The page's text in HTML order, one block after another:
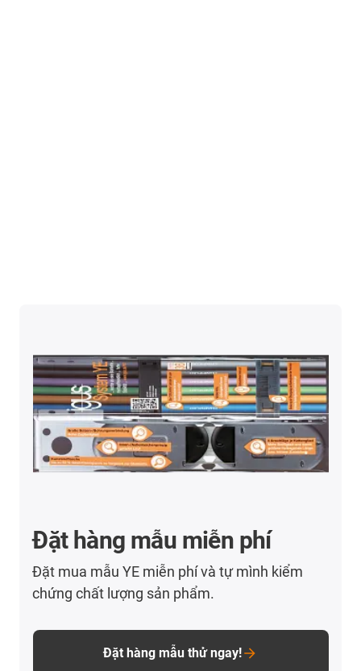
Đặt hàng mẫu miễn phí
Đặt mua mẫu YE miễn phí và tự mình kiểm
chứng chất lượng sản phẩm.
Đặt hàng mẫu thử ngay!